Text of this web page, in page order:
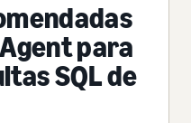
para
SQL de